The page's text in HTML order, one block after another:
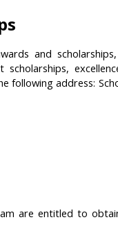
and
following address:
are entitled to